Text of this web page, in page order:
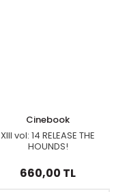
Cinebook
XIII vol: 14 RELEASE THE
HOUNDS!
660,00 TL